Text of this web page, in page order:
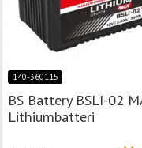
140-360115
BS Battery BSLI-02
Lithiumbatteri